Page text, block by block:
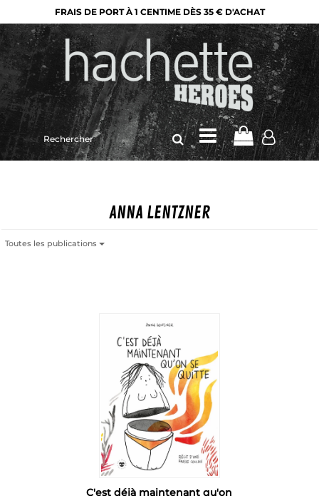
FRAIS DE PORT À 1 CENTIME DÈS 35 € D'ACHAT
Rechercher
sur
le
ANNA LENTZNER
Toutes les publications
C'est déjà maintenant qu'on